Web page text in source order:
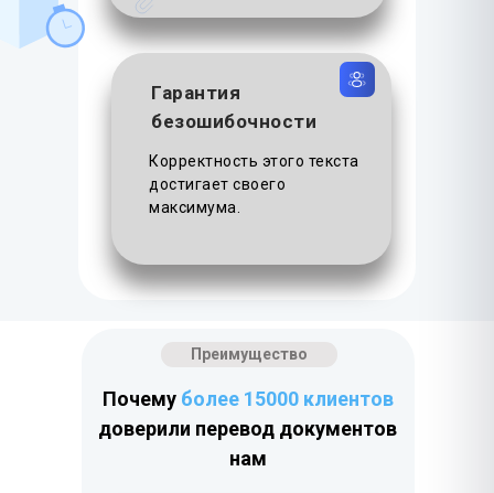
Гарантия
безошибочности
Корректность этого текста
достигает своего
максимума.
Преимущество
Почему более 15000 клиентов
доверили перевод документов
нам